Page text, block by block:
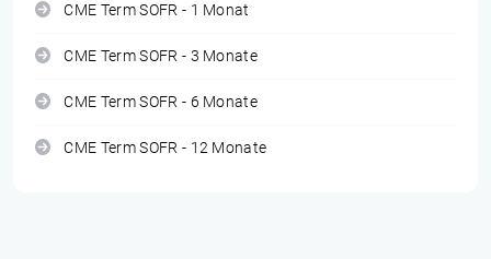
CME Term SOFR - 1 Monat
CME Term SOFR - 3 Monate
CME Term SOFR - 6 Monate
CME Term SOFR - 12 Monate